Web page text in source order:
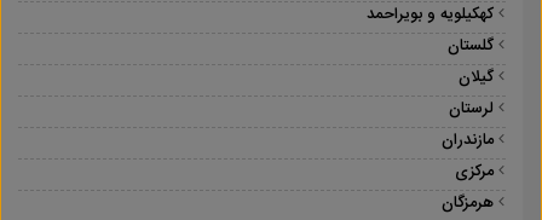
کهکیلویه و بویراحمد
گلستان
گیلان
لرستان
مازندران
مرکزی
هرمزگان